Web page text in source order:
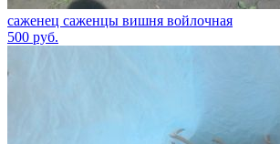
саженец саженцы вишня войлочная
500 руб.